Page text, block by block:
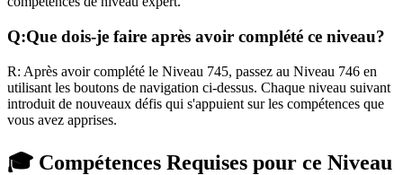
Q:Que dois-je faire après avoir complété ce niveau?
R: Après avoir complété le Niveau 745, passez au Niveau 746 en
utilisant les boutons de navigation ci-dessus. Chaque niveau suivant
introduit de nouveaux défis qui s'appuient sur les compétences que
vous avez apprises.
🎓 Compétences Requises pour ce Niveau